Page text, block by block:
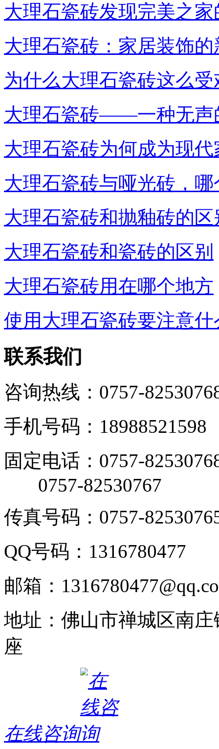
大理石瓷砖发现完美之家
大理石瓷砖：家居装饰的
为什么大理石瓷砖这么受
大理石瓷砖——一种无声
大理石瓷砖为何成为现
大理石瓷砖与哑光砖，哪
大理石瓷砖和抛釉砖的区
大理石瓷砖和瓷砖的区别
大理石瓷砖用在哪个地方
使用大理石瓷砖要注意什
联系我们
咨询热线：0757-
手机号码：18988521598
固定电话：0757-
0757-82530767
传真号码：0757-
QQ号码：1316780477
邮箱：
地址：佛山市禅城区南
座
在线咨询